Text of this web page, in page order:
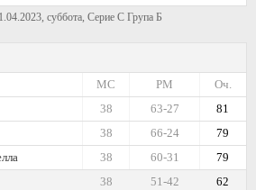
суббота, Серие С Група Б
Оч.
РМ
МС
81
63-27
38
79
66-24
38
79
60-31
38
62
51-42
38